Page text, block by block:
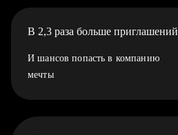
В 2,3 раза больше приглашений
И шансов попасть в компанию
мечты